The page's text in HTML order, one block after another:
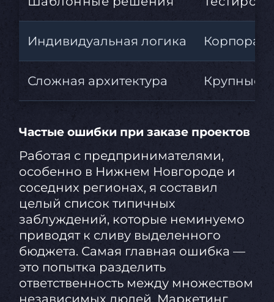
Индивидуальная логика
Сложная архитектура Крупные
Частые ошибки при заказе проектов
Работая с предпринимателями,
особенно в Нижнем Новгороде и
соседних регионах, я составил
целый список типичных
заблуждений, которые неминуемо
приводят к сливу выделенного
бюджета. Самая главная ошибка —
это попытка разделить
ответственность между множеством
независимых людей. Маркетинг